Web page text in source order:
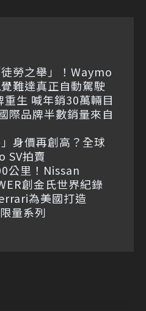
勞之舉」！Waymo
難達真正自動駕駛
生 喊年銷30萬輛目
際品牌半數銷量來自
身價再創高？全球
SV拍賣
公里！Nissan
創金氏世界紀錄
為美國打造
量系列